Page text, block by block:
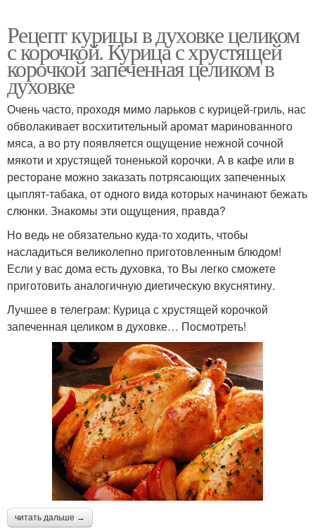
Рецепт курицы в духовке целиком
с корочкой. Курица с хрустящей
корочкой запеченная целиком в
духовке
Очень часто, проходя мимо ларьков с курицей-гриль, нас
обволакивает восхитительный аромат маринованного
мяса, а во рту появляется ощущение нежной сочной
мякоти и хрустящей тоненькой корочки. А в кафе или в
ресторане можно заказать потрясающих запеченных
цыплят-табака, от одного вида которых начинают бежать
слюнки. Знакомы эти ощущения, правда?
Но ведь не обязательно куда-то ходить, чтобы
насладиться великолепно приготовленным блюдом!
Если у вас дома есть духовка, то Вы легко сможете
приготовить аналогичную диетическую вкуснятину.
Лучшее в телеграм: Курица с хрустящей корочкой
запеченная целиком в духовке… Посмотреть!
читать дальше →